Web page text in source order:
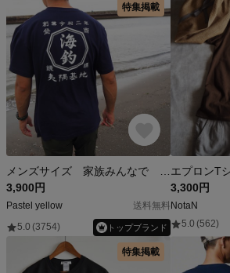
特集掲載
3,900円
Pastel yellow
送料無料
5.0 (3754) トップブランド
3,300円
NotaN
5.0 (562)
特集掲載